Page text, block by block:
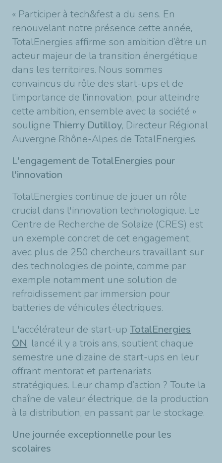
« Participer à tech&fest a du sens. En
renouvelant notre présence cette année,
TotalEnergies affirme son ambition d’être un
acteur majeur de la transition énergétique
dans les territoires. Nous sommes
convaincus du rôle des start-ups et de
l’importance de l’innovation, pour atteindre
cette ambition, ensemble avec la société »
souligne Thierry Dutilloy, Directeur Régional
Auvergne Rhône-Alpes de TotalEnergies.
L'engagement de TotalEnergies pour
l'innovation
TotalEnergies continue de jouer un rôle
crucial dans l'innovation technologique. Le
Centre de Recherche de Solaize (CRES) est
un exemple concret de cet engagement,
avec plus de 250 chercheurs travaillant sur
des technologies de pointe, comme par
exemple notamment une solution de
refroidissement par immersion pour
batteries de véhicules électriques.
L'accélérateur de start-up TotalEnergies
ON, lancé il y a trois ans, soutient chaque
semestre une dizaine de start-ups en leur
offrant mentorat et partenariats
stratégiques. Leur champ d’action ? Toute la
chaîne de valeur électrique, de la production
à la distribution, en passant par le stockage.
Une journée exceptionnelle pour les
scolaires